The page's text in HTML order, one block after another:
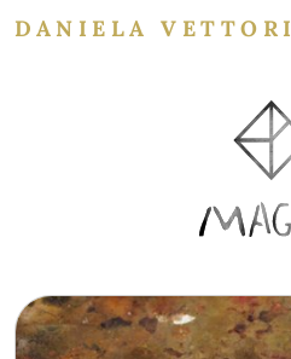
DANIELA VETTORI